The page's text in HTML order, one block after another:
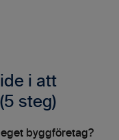
i att
steg)
byggföretag?